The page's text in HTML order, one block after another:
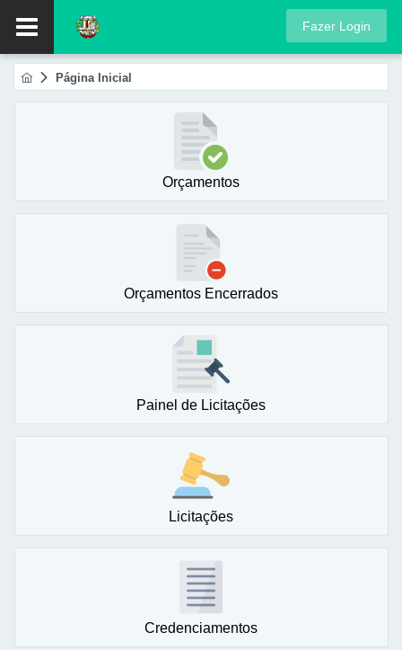
Fazer Login
Página Inicial
Orçamentos
Orçamentos Encerrados
Painel de Licitações
Licitações
Credenciamentos